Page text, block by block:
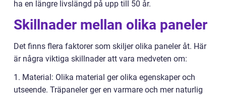
ha en längre livslängd på upp till 50 år.
Skillnader mellan olika paneler
Det finns flera faktorer som skiljer olika paneler åt. Här
är några viktiga skillnader att vara medveten om:
1. Material: Olika material ger olika egenskaper och
utseende. Träpaneler ger en varmare och mer naturlig